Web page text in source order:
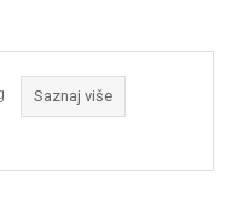
Saznaj više